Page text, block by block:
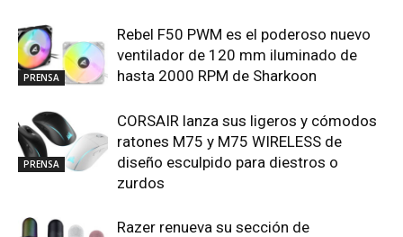
PRENSA
Rebel F50 PWM es el poderoso nuevo
ventilador de 120 mm iluminado de
hasta 2000 RPM de Sharkoon
PRENSA
CORSAIR lanza sus ligeros y cómodos
ratones M75 y M75 WIRELESS de
diseño esculpido para diestros o
zurdos
Razer renueva su sección de